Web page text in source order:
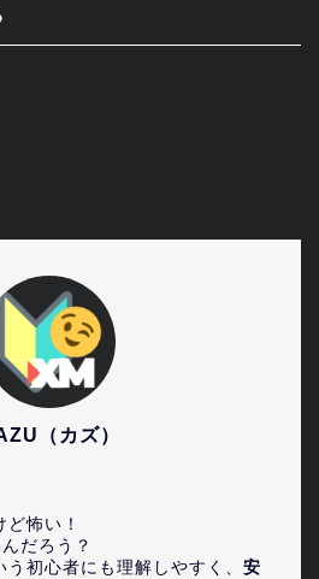
（カズ）
怖い！
だろう？
う初心者にも理解しやすく、 安